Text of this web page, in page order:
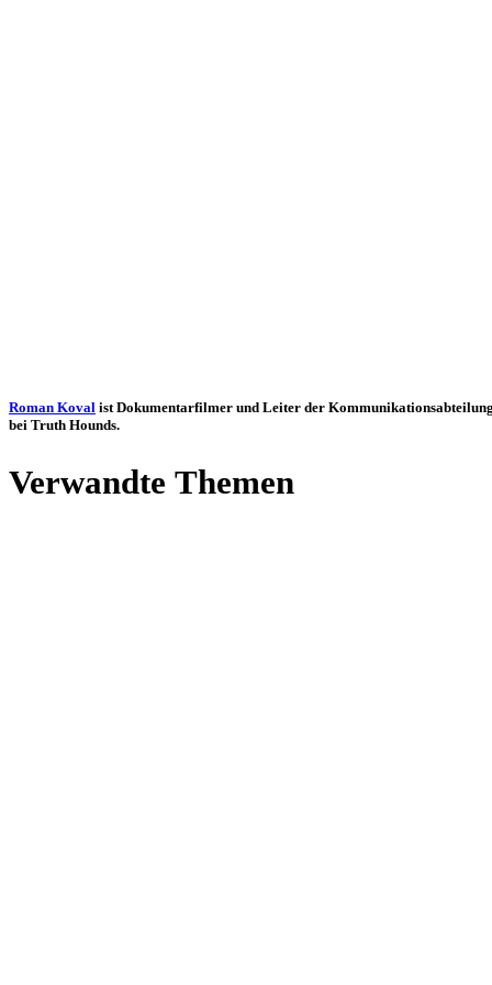
Roman Koval ist Doku­men­tar­fil­mer und Leiter der
bei Truth Hounds.
Ver­wandte Themen